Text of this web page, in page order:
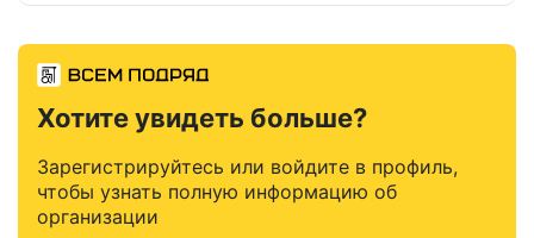
Хотите увидеть больше?
Зарегистрируйтесь или войдите в профиль,
чтобы узнать полную информацию об
организации